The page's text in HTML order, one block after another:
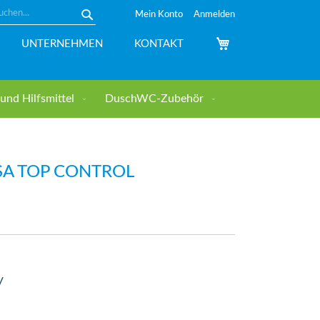
Mein Konto Anmelden
UNTERNEHMEN KONTAKT
Hilfsmittel DuschWC-Zubehör
TOP CONTROL